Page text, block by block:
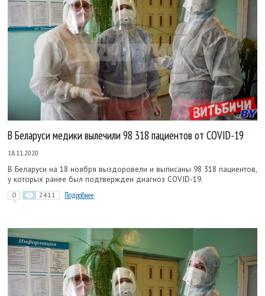
В Беларуси медики вылечили 98 318 пациентов от COVID-19
18.11.2020
В Беларуси на 18 ноября выздоровели и выписаны 98 318 пациентов,
у которых ранее был подтвержден диагноз COVID-19.
0 2411 Подробнее